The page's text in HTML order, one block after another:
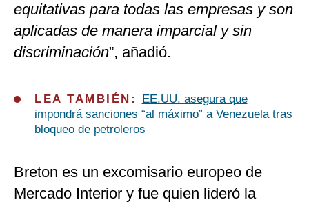
equitativas para todas las empresas y son
aplicadas de manera imparcial y sin
discriminación”, añadió.
LEA TAMBIÉN:
EE.UU. asegura que
impondrá sanciones “al máximo” a Venezuela tras
bloqueo de petroleros
Breton es un excomisario europeo de
Mercado Interior y fue quien lideró la